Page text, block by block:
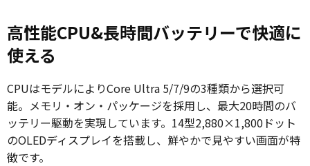
高性能CPU&長時間バッテリーで快適に
使える
CPUはモデルによりCore Ultra 5/7/9の3種類から選択可
能。メモリ・オン・パッケージを採用し、最大20時間のバ
ッテリー駆動を実現しています。14型2,880×1,800ドット
のOLEDディスプレイを搭載し、鮮やかで見やすい画面が特
徴です。